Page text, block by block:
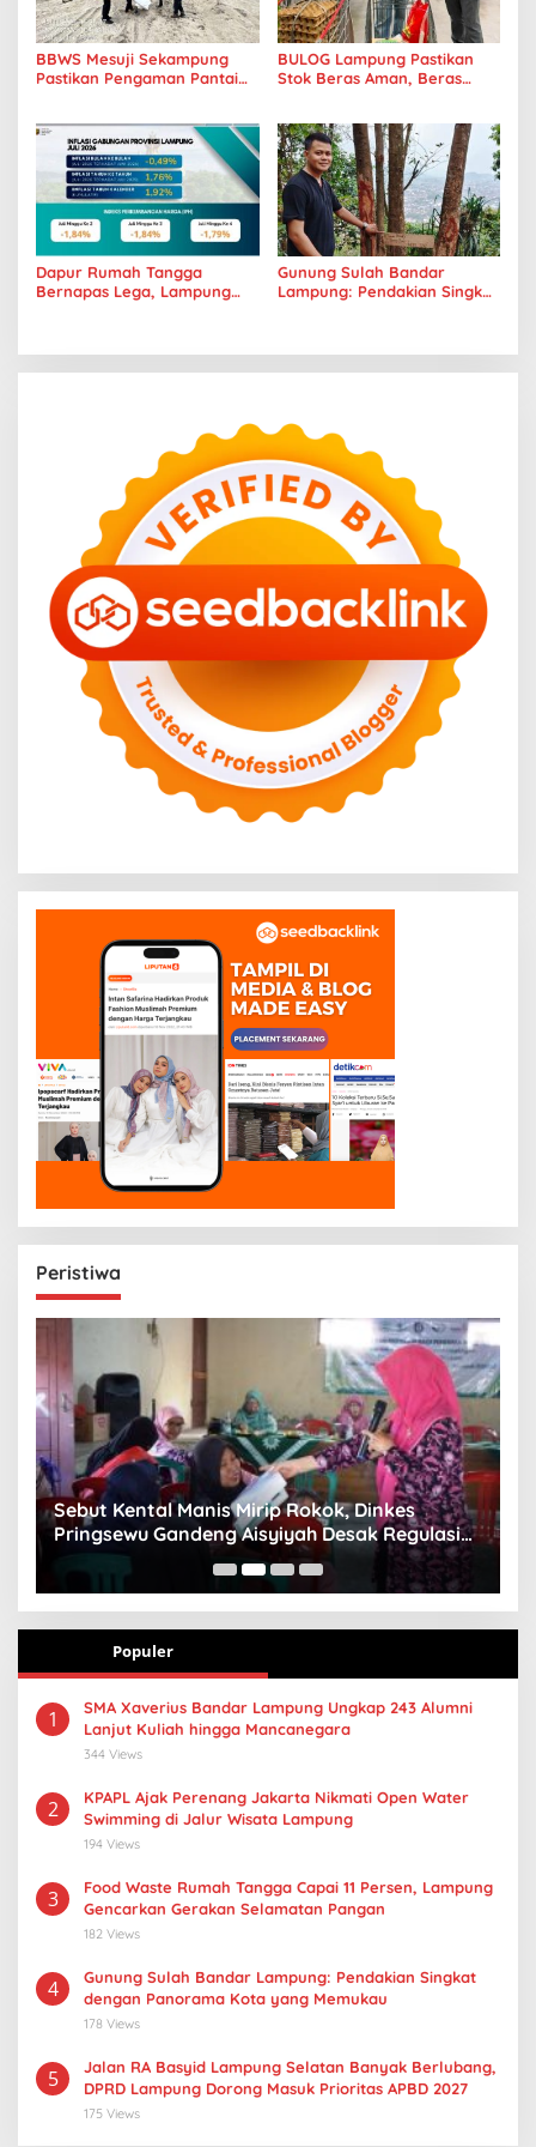
BBWS Mesuji Sekampung
Pastikan Pengaman Pantai
BULOG Lampung Pastikan
Stok Beras Aman, Beras
Dapur Rumah Tangga
Bernapas Lega, Lampung
Gunung Sulah Bandar
Lampung: Pendakian Singkat
Peristiwa
Sebut Kental Manis Mirip Rokok, Dinkes
Pringsewu Gandeng Aisyiyah Desak Regulasi
Gizi Anak
Populer
1
SMA Xaverius Bandar Lampung Ungkap 243 Alumni
Lanjut Kuliah hingga Mancanegara
344 Views
2
KPAPL Ajak Perenang Jakarta Nikmati Open Water
Swimming di Jalur Wisata Lampung
194 Views
3
Food Waste Rumah Tangga Capai 11 Persen, Lampung
Gencarkan Gerakan Selamatan Pangan
182 Views
4
Gunung Sulah Bandar Lampung: Pendakian Singkat
dengan Panorama Kota yang Memukau
178 Views
5
Jalan RA Basyid Lampung Selatan Banyak Berlubang,
DPRD Lampung Dorong Masuk Prioritas APBD 2027
175 Views